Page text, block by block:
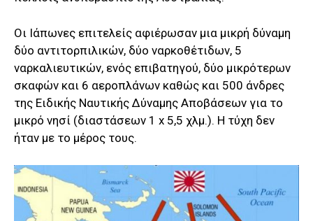
Οι Ιάπωνες επιτελείς αφιέρωσαν μια μικρή δύναμη
δύο αντιτορπιλικών, δύο ναρκοθέτιδων, 5
ναρκαλιευτικών, ενός επιβατηγού, δύο μικρότερων
σκαφών και 6 αεροπλάνων καθώς και 500 άνδρες
της Ειδικής Ναυτικής Δύναμης Αποβάσεων για το
μικρό νησί (διαστάσεων 1 x 5,5 χλμ.). Η τύχη δεν
ήταν με το μέρος τους.